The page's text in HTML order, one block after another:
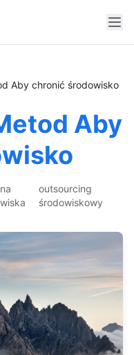
Aby chronić środowisko
Aby
outsourcing
środowiskowy